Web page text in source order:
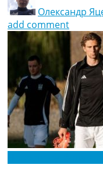
Олександр
add comment